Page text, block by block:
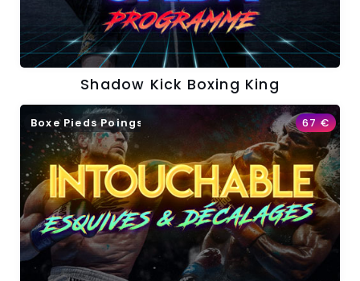
Shadow Kick Boxing King
Boxe Pieds Poings 67€